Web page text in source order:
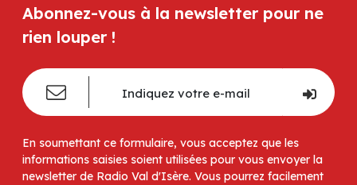
Abonnez-vous à la newsletter pour ne
rien louper !
En soumettant ce formulaire, vous acceptez que les
informations saisies soient utilisées pour vous envoyer la
newsletter de Radio Val d'Isère. Vous pourrez facilement